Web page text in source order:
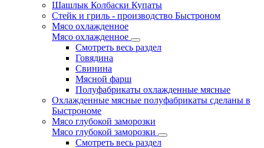
Шашлык Колбаски Купаты
Стейк и гриль - производство Быстроном
Мясо охлажденное
Мясо охлажденное
Смотреть весь раздел
Говядина
Свинина
Мясной фарш
Полуфабрикаты охлажденные мясные
Охлажденные мясные полуфабрикаты сделаны в
Быстрономе
Мясо глубокой заморозки
Мясо глубокой заморозки
Смотреть весь раздел